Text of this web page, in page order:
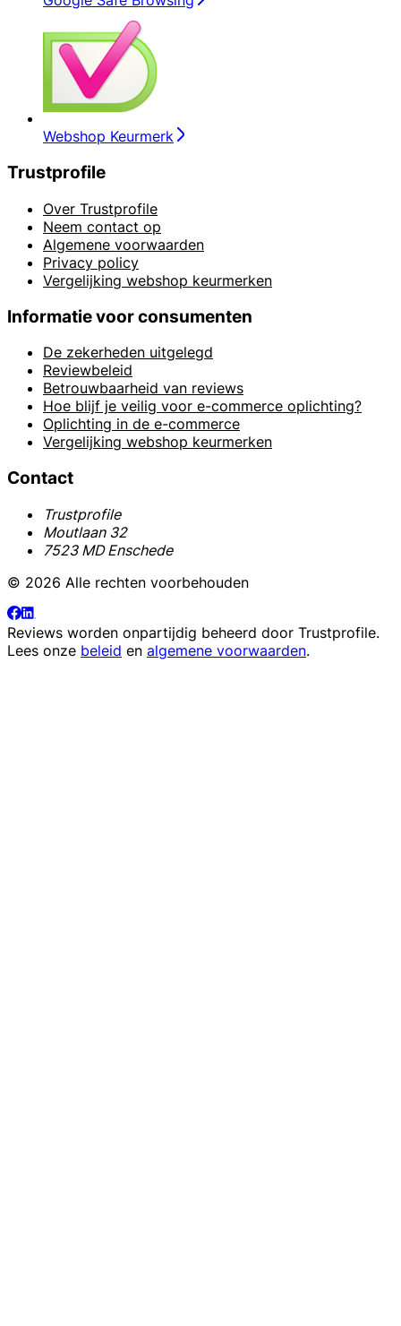
Webshop Keurmerk
Trustprofile
Over Trustprofile
Neem contact op
Algemene voorwaarden
Privacy policy
Vergelijking webshop keurmerken
Informatie voor consumenten
De zekerheden uitgelegd
Reviewbeleid
Betrouwbaarheid van reviews
Hoe blijf je veilig voor e-commerce oplichting?
Oplichting in de e-commerce
Vergelijking webshop keurmerken
Contact
Trustprofile
Moutlaan 32
7523 MD Enschede
© 2026 Alle rechten voorbehouden
Reviews worden onpartijdig beheerd door Trustprofile.
Lees onze beleid en algemene voorwaarden.